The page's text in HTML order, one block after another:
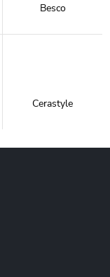
Besco
Cerastyle